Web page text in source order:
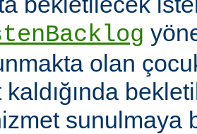
olan
sunulmaya